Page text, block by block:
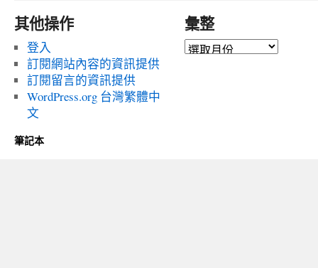
其他操作
登入
訂閱網站內容的資訊提供
訂閱留言的資訊提供
WordPress.org 台灣繁體中
文
彙整
彙
筆記本